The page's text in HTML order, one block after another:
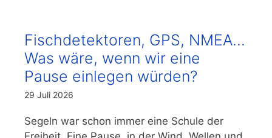
Fischdetektoren, GPS, NMEA…
Was wäre, wenn wir eine
Pause einlegen würden?
29 Juli 2026
Segeln war schon immer eine Schule der